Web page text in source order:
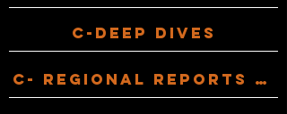
C-Deep dives
c- regional reports and country profiles